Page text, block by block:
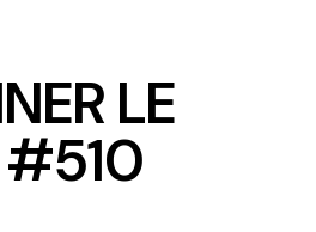
LE
#510